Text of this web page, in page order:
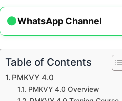
●WhatsApp Channel
Table of Contents
PMKVY 4.0
PMKVY 4.0 Overview